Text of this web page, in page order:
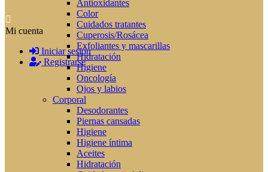
Mi cuenta
Iniciar sesión
Registrarse
Antioxidantes
Color
Cuidados tratantes
Cuperosis/Rosácea
Exfoliantes y mascarillas
Hidratación
Higiene
Oncología
Ojos y labios
Corporal
Desodorantes
Piernas cansadas
Higiene
Higiene íntima
Aceites
Hidratación